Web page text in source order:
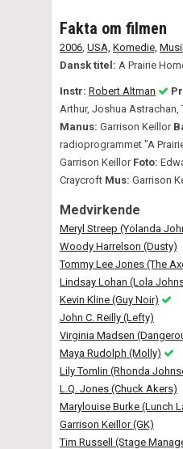
Fakta om filmen
2006 USA, Komedie,
Dansk titel: A Prairie
Instr: Robert Altman
Arthur, Joshua Astrachan,
Manus: Garrison Keillor
radioprogrammet "A
Garrison Keillor Foto:
Craycroft Mus: Garrison
Medvirkende
Meryl Streep (Yolanda
Woody Harrelson (Dusty)
Tommy Lee Jones (The
Lindsay Lohan (Lola
Kevin Kline (Guy Noir)
John C. Reilly (Lefty)
Virginia Madsen
Maya Rudolph (Molly)
Lily Tomlin (Rhonda
L.Q. Jones (Chuck Akers)
Marylouise Burke (Lunch
Garrison Keillor (GK)
Tim Russell (Stage